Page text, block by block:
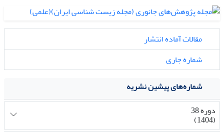
مقالات آماده انتشار
شماره جاری
شماره‌های پیشین نشریه
دوره 38
(1404)